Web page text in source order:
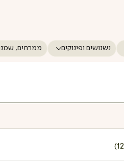
נשנושים ופינוקים ממרחים,